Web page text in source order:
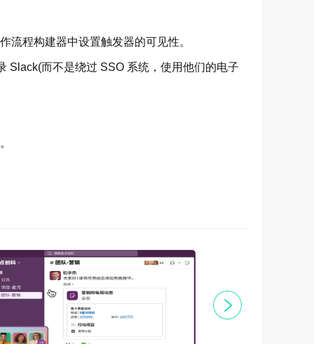
获取答案、了解背景，并做出更好的决策。
程构建器中设置触发器的可见性。
而不是绕过 SSO 系统，使用他们的电子